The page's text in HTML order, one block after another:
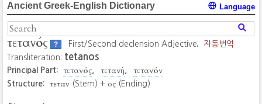
Ancient Greek-English Dictionary Language
τετανός ? First/Second declension Adjective;
자동번역
Transliteration: tetanos
Principal Part: τετανός τετανή τετανόν
Structure: τεταν (Stem) + ος (Ending)